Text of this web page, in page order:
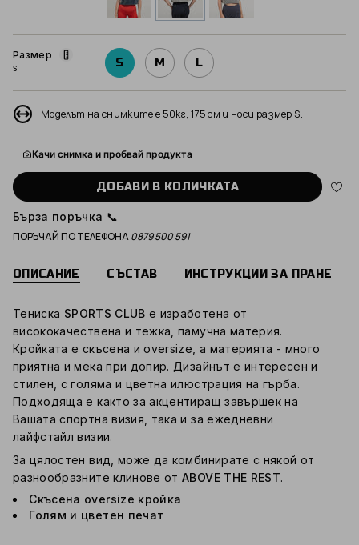
сив
Размер
S S M L
Моделът на снимките е 50кг, 175 см и носи размер S.
Качи снимка и пробвай продукта
ДОБАВИ В КОЛИЧКАТА
Бърза поръчка 📞
ПОРЪЧАЙ ПО ТЕЛЕФОНА0879 500 591
ОПИСАНИЕ СЪСТАВ ИНСТРУКЦИИ ЗА ПРАНЕ
Тениска SPORTS CLUB е изработена от
висококачествена и тежка, памучна материя.
Кройката е скъсена и oversize, а материята - много
приятна и мека при допир. Дизайнът е интересен и
стилен, с голяма и цветна илюстрация на гърба.
Подходяща е както за акцентиращ завършек на
Вашата спортна визия, така и за ежедневни
лайфстайл визии.
За цялостен вид, може да комбинирате с някой от
разнообразните клинове отABOVE THE REST.
Скъсена oversize кройка
Голям и цветен печат